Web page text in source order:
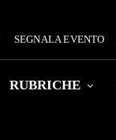
SEGNALA EVENTO
RUBRICHE